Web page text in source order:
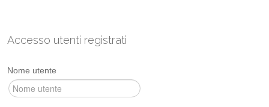
Accesso utenti registrati
Nome utente